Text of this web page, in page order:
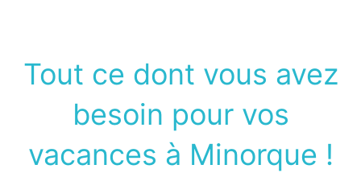
Tout ce dont vous avez
besoin pour vos
vacances à Minorque !